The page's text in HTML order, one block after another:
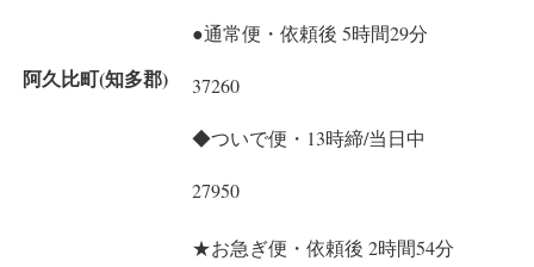
阿久比町(知多郡)
●通常便・依頼後 5時間29分
37260
◆ついで便・13時締/当日中
27950
★お急ぎ便・依頼後 2時間54分